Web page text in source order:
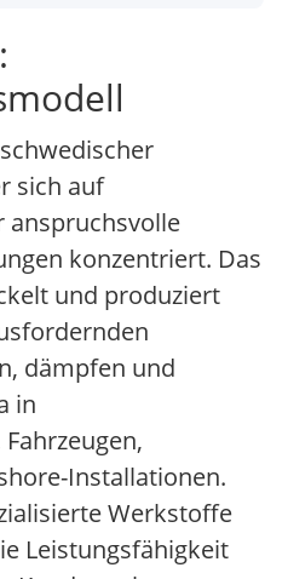
sich auf
anspruchsvolle
konzentriert. Das
und produziert
dämpfen und
in
Installationen.
Werkstoffe
Leistungsfähigkeit